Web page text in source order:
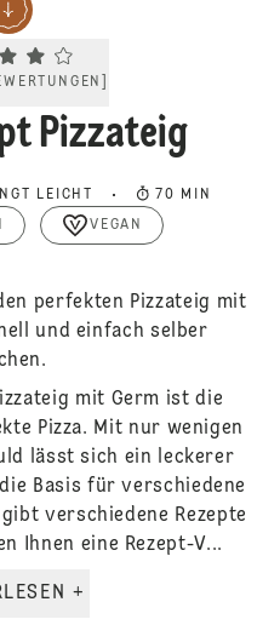
Current rating 4.4. Click to rate.
Pizzateig
LEICHT 70 MIN
VEGAN
perfekten Pizzateig mit
und einfach selber
mit Germ ist die
Pizza. Mit nur wenigen
lässt sich ein leckerer
Basis für verschiedene
verschiedene Rezepte
Ihnen eine Rezept-V...
WEITERLESEN +